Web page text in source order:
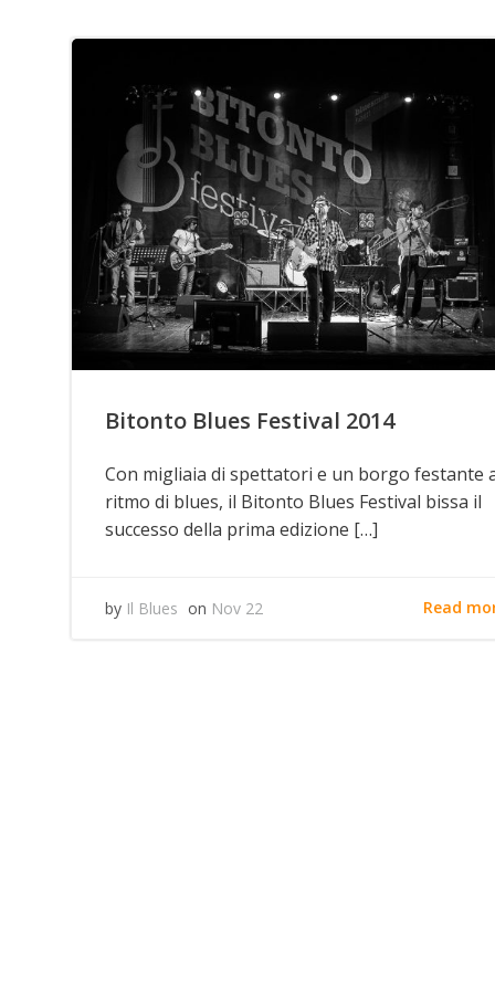
Bitonto Blues Festival 2014
Con migliaia di spettatori e un borgo festante
ritmo di blues, il Bitonto Blues Festival bissa il
successo della prima edizione […]
by Il Blues on Nov 22 Read